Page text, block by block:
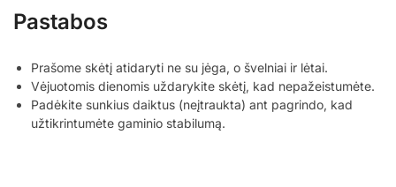
Pastabos
Prašome skėtį atidaryti ne su jėga, o švelniai ir lėtai.
Vėjuotomis dienomis uždarykite skėtį, kad nepažeistumėte.
Padėkite sunkius daiktus (neįtraukta) ant pagrindo, kad
užtikrintumėte gaminio stabilumą.